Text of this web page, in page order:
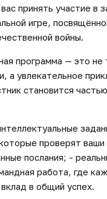
принять участие в
игре,
войны.
программа — это не
а увлекательное
становится
проверят ваши
послания; -
работа, где
в общий успех.